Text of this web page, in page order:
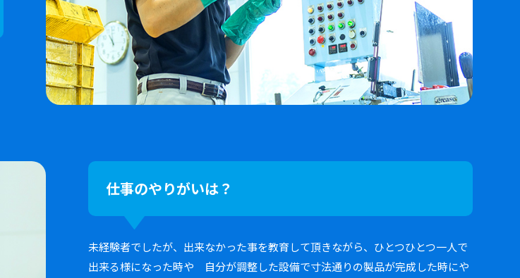
仕事のやりがいは？
未経験者でしたが、出来なかった事を教育して頂きながら、ひとつひとつ一人で
出来る様になった時や 自分が調整した設備で寸法通りの製品が完成した時にや